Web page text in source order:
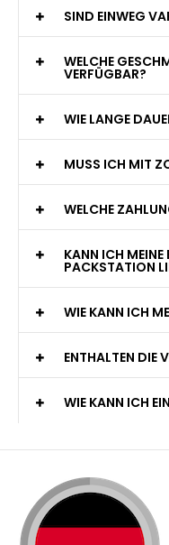
SIND EINWEG
WELCHE
VERFÜGBAR?
WIE LANGE
MUSS ICH MIT
WELCHE
KANN ICH MEINE
PACKSTATION
WIE KANN ICH
ENTHALTEN DIE
WIE KANN ICH